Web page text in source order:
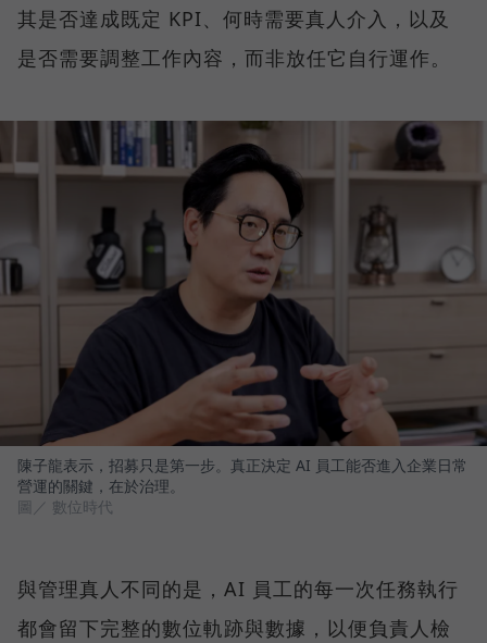
其是否達成既定 KPI、何時需要真人介入，以及
是否需要調整工作內容，而非放任它自行運作。
陳子龍表示，招募只是第一步。真正決定 AI 員工能否進入企業日常
營運的關鍵，在於治理。
圖／ 數位時代
與管理真人不同的是，AI 員工的每一次任務執行
都會留下完整的數位軌跡與數據，以便負責人檢